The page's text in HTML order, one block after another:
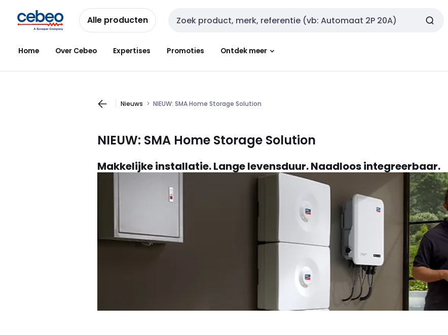
naar
navigatie
naar
inhoud
Alle producten Zoekveld invoer
Home Over Cebeo Expertises Promoties Ontdek meer
Nieuws NIEUW: SMA Home Storage Solution
NIEUW: SMA Home Storage Solution
Makkelijke installatie. Lange levensduur. Naadloos integreerbaar.